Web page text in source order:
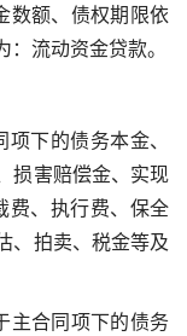
数额、债权期限依
流动资金贷款。
下的债务本金、
损害赔偿金、实现
费、执行费、保全
、拍卖、税金等及
主合同项下的债务